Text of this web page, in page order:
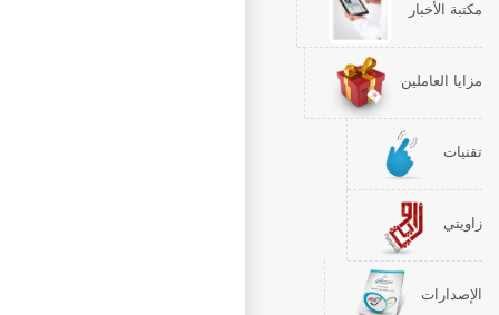
مكتبة الأخبار
مزايا العاملين
تقنيات
زاويتي
الإصدارات